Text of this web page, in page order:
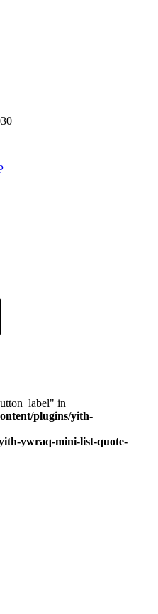
in
plugins/yith-
ywraq-mini-list-quote-